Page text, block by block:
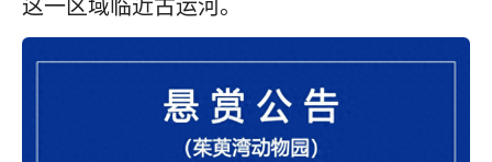
这一区域临近古运河。